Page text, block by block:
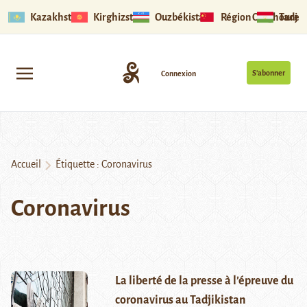
Kazakhstan Kirghizstan Ouzbékistan Région Ouïghoure
S’abonner
Connexion
Accueil Étiquette : Coronavirus
Coronavirus
La liberté de la presse à l’épreuve du
coronavirus au Tadjikistan